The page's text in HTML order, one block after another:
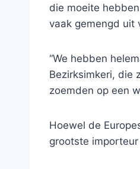
die moeite
vaak gemengd uit
“We hebben
Bezirksimkeri, die
zoemden op een
Hoewel de
grootste